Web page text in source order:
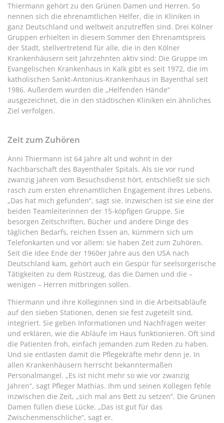
Thiermann gehört zu den Grünen Damen und Herren. So
nennen sich die ehrenamtlichen Helfer, die in Kliniken in
ganz Deutschland und weltweit anzutreffen sind. Drei Kölner
Gruppen erhielten in diesem Sommer den Ehrenamtspreis
der Stadt, stellvertretend für alle, die in den Kölner
Krankenhäusern seit Jahrzehnten aktiv sind: Die Gruppe im
Evangelischen Krankenhaus in Kalk gibt es seit 1972, die im
katholischen Sankt-Antonius-Krankenhaus in Bayenthal seit
1986. Außerdem wurden die „Helfenden Hände“
ausgezeichnet, die in den städtischen Kliniken ein ähnliches
Ziel verfolgen.
Zeit zum Zuhören
Anni Thiermann ist 64 Jahre alt und wohnt in der
Nachbarschaft des Bayenthaler Spitals. Als sie vor rund
zwanzig Jahren vom Besuchsdienst hört, entschließt sie sich
rasch zum ersten ehrenamtlichen Engagement ihres Lebens.
„Das hat mich gefunden“, sagt sie. Inzwischen ist sie eine der
beiden Teamleiterinnen der 15-köpfigen Gruppe. Sie
besorgen Zeitschriften, Bücher und andere Dinge des
täglichen Bedarfs, reichen Essen an, kümmern sich um
Telefonkarten und vor allem: sie haben Zeit zum Zuhören.
Seit die Idee Ende der 1960er Jahre aus den USA nach
Deutschland kam, gehört auch ein Gespür für seelsorgerische
Tätigkeiten zu dem Rüstzeug, das die Damen und die –
wenigen – Herren mitbringen sollen.
Thiermann und ihre Kolleginnen sind in die Arbeitsabläufe
auf den sieben Stationen, denen sie fest zugeteilt sind,
integriert. Sie geben Informationen und Nachfragen weiter
und erklären, wie die Abläufe im Haus funktionieren. Oft sind
die Patienten froh, einfach jemanden zum Reden zu haben.
Und sie entlasten damit die Pflegekräfte mehr denn je. In
allen Krankenhäusern herrscht bekanntermaßen
Personalmangel. „Es ist nicht mehr so wie vor zwanzig
Jahren“, sagt Pfleger Mathias. Ihm und seinen Kollegen fehle
inzwischen die Zeit, „sich mal ans Bett zu setzen“. Die Grünen
Damen füllen diese Lücke. „Das ist gut für das
Zwischenmenschliche“, sagt er.